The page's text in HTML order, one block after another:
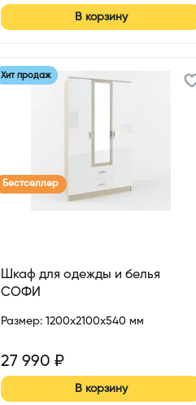
В корзину
Хит продаж
Бестселлер
Шкаф для одежды и белья
СОФИ
Размер: 1200x2100x540 мм
27 990 ₽
В корзину